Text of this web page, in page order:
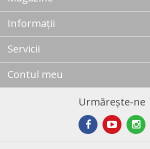
Informații
Servicii
Contul meu
Urmărește-ne